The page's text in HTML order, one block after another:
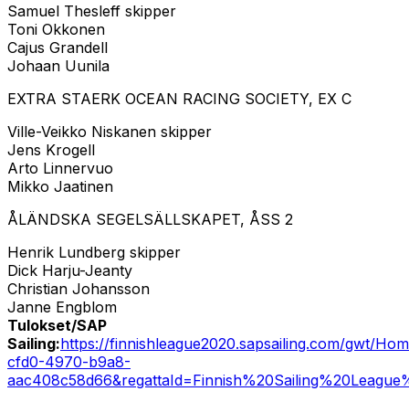
Samuel Thesleff skipper
Toni Okkonen
Cajus Grandell
Johaan Uunila
EXTRA STAERK OCEAN RACING SOCIETY, EX C
Ville-Veikko Niskanen skipper
Jens Krogell
Arto Linnervuo
Mikko Jaatinen
ÅLÄNDSKA SEGELSÄLLSKAPET, ÅSS 2
Henrik Lundberg skipper
Dick Harju-Jeanty
Christian Johansson
Janne Engblom
Tulokset/SAP
Sailing:https://finnishleague2020.sapsailing.com/gwt/
cfd0-4970-b9a8-